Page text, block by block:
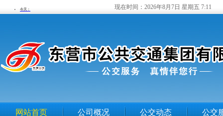
现在时间： 2026年8月7日 星期五 7:11
网站首页 公司概况 公交动态 公交